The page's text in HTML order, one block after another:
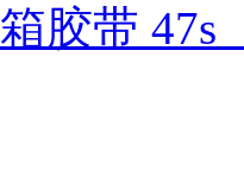
胶带 47s